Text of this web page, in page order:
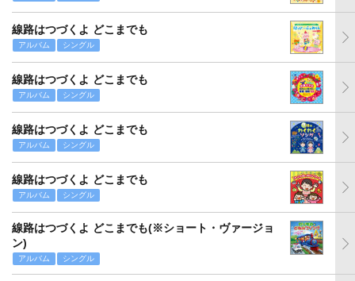
線路はつづくよ どこまでも
アルバム シングル
線路はつづくよ どこまでも
アルバム シングル
線路はつづくよ どこまでも
アルバム シングル
線路はつづくよ どこまでも
アルバム シングル
線路はつづくよ どこまでも(※ショート・ヴァージョ
ン)
アルバム シングル